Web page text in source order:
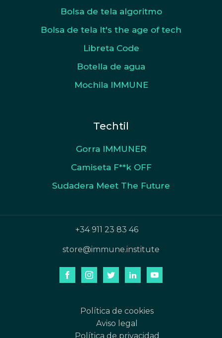
Bolsa de tela algoritmo
Bolsa de tela It's the age of tech
Libreta Code
Botella de agua
Mochila IMMUNE
Techtil
Gorra IMMUNER
Camiseta F**k OFF
Sudadera Meet The Future
+34 911 23 83 46
store@immune.institute
Política de cookies
Aviso legal
Política de privacidad